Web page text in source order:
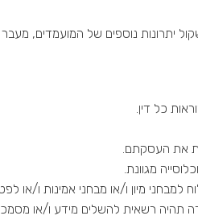
יתרונות נוספים של המועמדים, מעבר
את העסקתם.
מגוונת.
מיון ו/או מבחני אמינות ו/או
תהיה רשאית להשלים מידע ו/או